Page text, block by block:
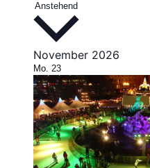
Anstehend
wählen.
November 2026
Mo. 23